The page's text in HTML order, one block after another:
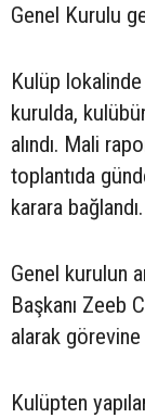
Genel Kurulu
Kulüp lokalinde
kurulda,
alındı. Mali
toplantıda
karara bağlandı.
Genel kurulun
Başkanı Zeeb
alarak
Kulüpten